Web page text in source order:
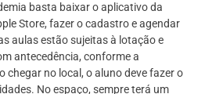
basta baixar o aplicativo da
Store, fazer o cadastro e agendar
aulas estão sujeitas à lotação e
antecedência, conforme a
chegar no local, o aluno deve fazer o
No espaço, sempre terá um